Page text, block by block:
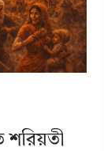
শরিয়তী